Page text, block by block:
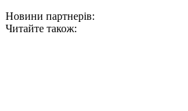
Новини партнерів:
Читайте також: